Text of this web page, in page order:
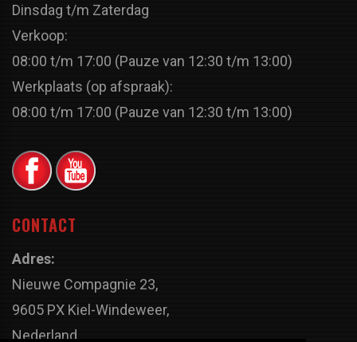
Dinsdag t/m Zaterdag
Verkoop:
08:00 t/m 17:00 (Pauze van 12:30 t/m 13:00)
Werkplaats (op afspraak):
08:00 t/m 17:00 (Pauze van 12:30 t/m 13:00)
CONTACT
Adres:
Nieuwe Compagnie 23,
9605 PX Kiel-Windeweer,
Nederland